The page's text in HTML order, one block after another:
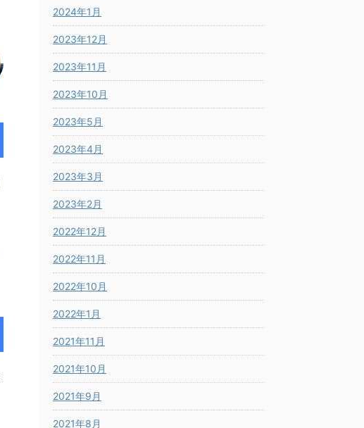
2024年1月
2023年12月
2023年11月
2023年10月
2023年5月
2023年4月
2023年3月
2023年2月
2022年12月
2022年11月
2022年10月
2022年1月
2021年11月
2021年10月
2021年9月
2021年8月